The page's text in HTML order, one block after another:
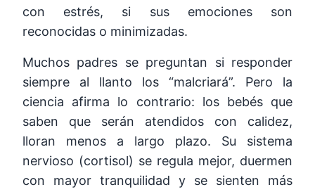
con estrés, si sus emociones son
reconocidas o minimizadas.
Muchos padres se preguntan si responder
siempre al llanto los “malcriará”. Pero la
ciencia afirma lo contrario: los bebés que
saben que serán atendidos con calidez,
lloran menos a largo plazo. Su sistema
nervioso (cortisol) se regula mejor, duermen
con mayor tranquilidad y se sienten más